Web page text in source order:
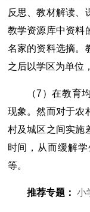
反思、教材解读、
教学资源库中资料
名家的资料选摘。
之后以学区为单位
（7）在教育
现象。然而对于农
村及城区之间实施
时间，从而缓解
等。
推荐专题： 小